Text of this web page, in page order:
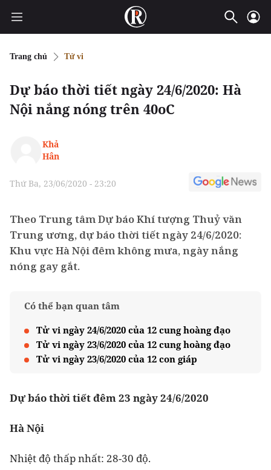
Trang chủ Tử vi
Dự báo thời tiết ngày 24/6/2020: Hà
Nội nắng nóng trên 40oC
Khả
Hân
Thứ Ba, 23/06/2020 - 23:20
Theo Trung tâm Dự báo Khí tượng Thuỷ văn
Trung ương, dự báo thời tiết ngày 24/6/2020:
Khu vực Hà Nội đêm không mưa, ngày nắng
nóng gay gắt.
Có thể bạn quan tâm
Tử vi ngày 24/6/2020 của 12 cung hoàng đạo
Tử vi ngày 23/6/2020 của 12 cung hoàng đạo
Tử vi ngày 23/6/2020 của 12 con giáp
Dự báo thời tiết đêm 23 ngày 24/6/2020
Hà Nội
Nhiệt độ thấp nhất: 28-30 độ.